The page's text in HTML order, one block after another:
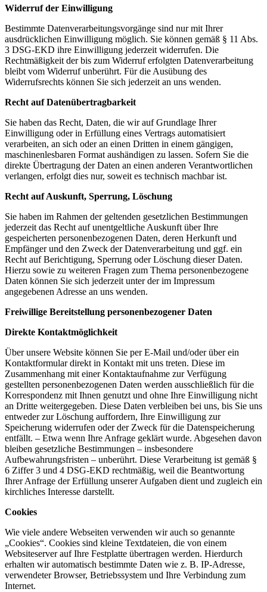
Widerruf der Einwilligung
Bestimmte Datenverarbeitungsvorgänge sind nur mit Ihrer
ausdrücklichen Einwilligung möglich. Sie können gemäß § 11 Abs.
3 DSG-EKD ihre Einwilligung jederzeit widerrufen. Die
Rechtmäßigkeit der bis zum Widerruf erfolgten Datenverarbeitung
bleibt vom Widerruf unberührt. Für die Ausübung des
Widerrufsrechts können Sie sich jederzeit an uns wenden.
Recht auf Datenübertragbarkeit
Sie haben das Recht, Daten, die wir auf Grundlage Ihrer
Einwilligung oder in Erfüllung eines Vertrags automatisiert
verarbeiten, an sich oder an einen Dritten in einem gängigen,
maschinenlesbaren Format aushändigen zu lassen. Sofern Sie die
direkte Übertragung der Daten an einen anderen Verantwortlichen
verlangen, erfolgt dies nur, soweit es technisch machbar ist.
Recht auf Auskunft, Sperrung, Löschung
Sie haben im Rahmen der geltenden gesetzlichen Bestimmungen
jederzeit das Recht auf unentgeltliche Auskunft über Ihre
gespeicherten personenbezogenen Daten, deren Herkunft und
Empfänger und den Zweck der Datenverarbeitung und ggf. ein
Recht auf Berichtigung, Sperrung oder Löschung dieser Daten.
Hierzu sowie zu weiteren Fragen zum Thema personenbezogene
Daten können Sie sich jederzeit unter der im Impressum
angegebenen Adresse an uns wenden.
Freiwillige Bereitstellung personenbezogener Daten
Direkte Kontaktmöglichkeit
Über unsere Website können Sie per E-Mail und/oder über ein
Kontaktformular direkt in Kontakt mit uns treten. Diese im
Zusammenhang mit einer Kontaktaufnahme zur Verfügung
gestellten personenbezogenen Daten werden ausschließlich für die
Korrespondenz mit Ihnen genutzt und ohne Ihre Einwilligung nicht
an Dritte weitergegeben. Diese Daten verbleiben bei uns, bis Sie uns
entweder zur Löschung auffordern, Ihre Einwilligung zur
Speicherung widerrufen oder der Zweck für die Datenspeicherung
entfällt. – Etwa wenn Ihre Anfrage geklärt wurde. Abgesehen davon
bleiben gesetzliche Bestimmungen – insbesondere
Aufbewahrungsfristen – unberührt. Diese Verarbeitung ist gemäß §
6 Ziffer 3 und 4 DSG-EKD rechtmäßig, weil die Beantwortung
Ihrer Anfrage der Erfüllung unserer Aufgaben dient und zugleich ein
kirchliches Interesse darstellt.
Cookies
Wie viele andere Webseiten verwenden wir auch so genannte
„Cookies“. Cookies sind kleine Textdateien, die von einem
Websiteserver auf Ihre Festplatte übertragen werden. Hierdurch
erhalten wir automatisch bestimmte Daten wie z. B. IP-Adresse,
verwendeter Browser, Betriebssystem und Ihre Verbindung zum
Internet.